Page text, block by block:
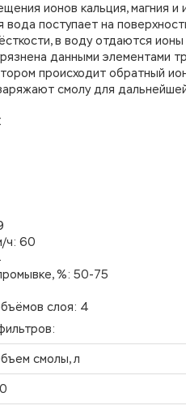
ионов кальция, магния
вода поступает на
в воду отдаются
данными элементами
происходит обратный
смолу для
ч: 60
%: 50-75
слоя: 4
смолы, л